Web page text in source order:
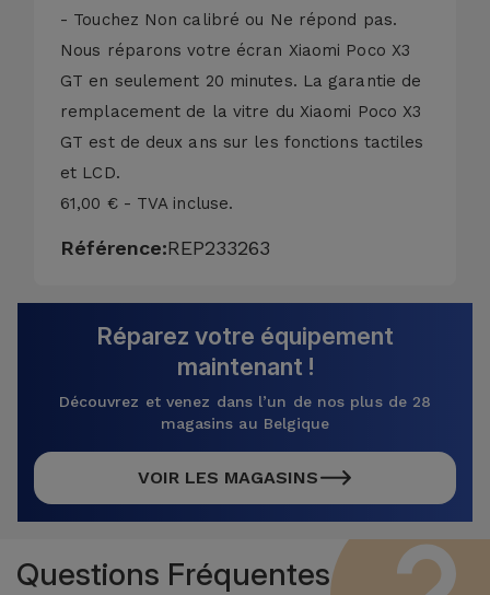
- Touchez Non calibré ou Ne répond pas.
Nous réparons votre écran Xiaomi Poco X3
GT en seulement 20 minutes. La garantie de
remplacement de la vitre du Xiaomi Poco X3
GT est de deux ans sur les fonctions tactiles
et LCD.
61,00 € - TVA incluse.
Référence:REP233263
Réparez votre équipement
maintenant !
Découvrez et venez dans l’un de nos plus de 28
magasins au Belgique
VOIR LES MAGASINS
Questions Fréquentes